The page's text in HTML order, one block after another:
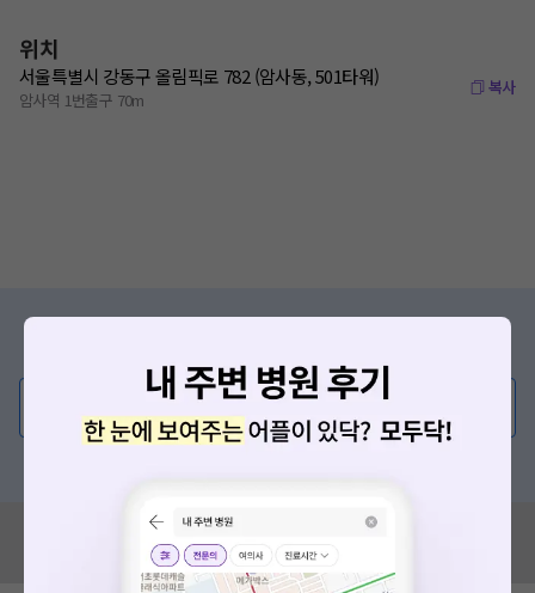
위치
서울특별시 강동구 올림픽로 782 (암사동, 501타워)
암사역 1번출구 70m
복사
의사가 직접 답해드려요!
💬 무엇이든 물어보세요
혹시 잘못된 병원정보가 있나요?
모두닥 팀에 알려주세요!